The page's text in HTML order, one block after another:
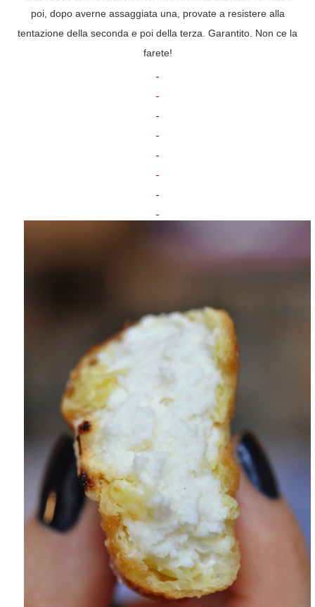
poi, dopo averne assaggiata una, provate a resistere alla
tentazione della seconda e poi della terza. Garantito. Non ce la
farete!